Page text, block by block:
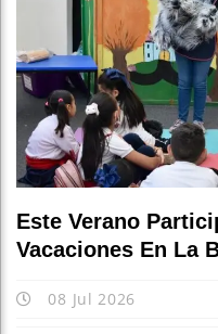
Este Verano
Vacaciones En La
08 Jul 2026